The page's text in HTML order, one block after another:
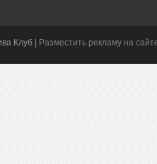
Клуб | Разместить рекламу на